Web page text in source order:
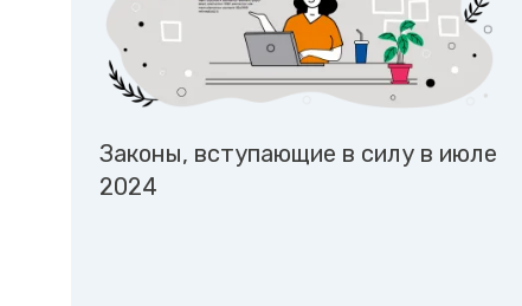
Законы, вступающие в силу в июле
2024